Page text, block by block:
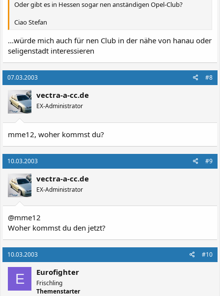
Oder gibt es in Hessen sogar nen anständigen Opel-Club?
Ciao Stefan
...würde mich auch für nen Club in der nähe von hanau oder
seligenstadt interessieren
07.03.2003 #8
vectra-a-cc.de
EX-Administrator
mme12, woher kommst du?
10.03.2003 #9
vectra-a-cc.de
EX-Administrator
@mme12
Woher kommst du den jetzt?
10.03.2003 #10
E Eurofighter
Frischling
Themenstarter